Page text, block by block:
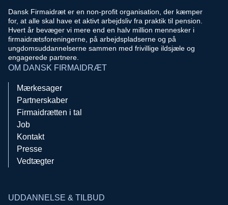
Dansk Firmaidræt er en non-profit organisation, der kæmper
for, at alle skal have et aktivt arbejdsliv fra praktik til pension.
Hvert år bevæger vi mere end en halv million mennesker i
firmaidrætsforeningerne, på arbejdspladserne og på
ungdomsuddannelserne sammen med frivillige ildsjæle og
engagerede partnere.
OM DANSK FIRMAIDRÆT
Mærkesager
Partnerskaber
Firmaidrætten i tal
Job
Kontakt
Presse
Vedtægter
UDDANNELSE & TILBUD